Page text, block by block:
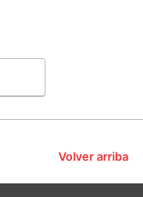
Volver arriba